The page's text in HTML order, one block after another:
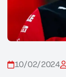
10/02/2024